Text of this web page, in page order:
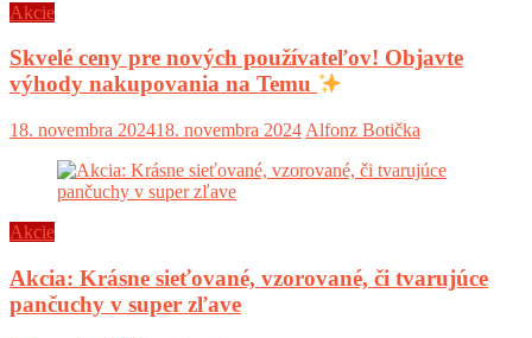
Akcie
Skvelé ceny pre nových používateľov! Objavte
výhody nakupovania na Temu
18. novembra 202418. novembra 2024 Alfonz Botička
Akcie
Akcia: Krásne sieťované, vzorované, či tvarujúce
pančuchy v super zľave